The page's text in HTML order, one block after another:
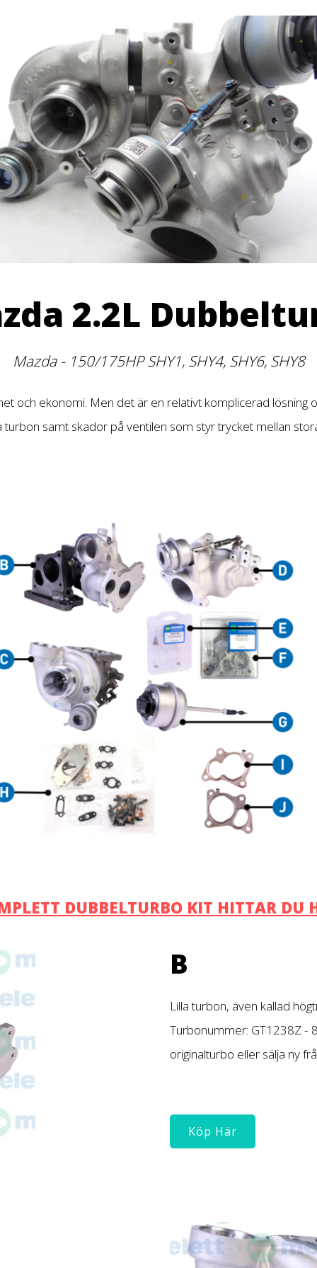
2.2L
Mazda - 150/175HP SHY1, SHY4, SHY6, SHY8
och ekonomi. Men det är en relativt komplicerad lösning
samt skador på ventilen som styr trycket mellan
DUBBELTURBO KIT HITTAR DU
B
Lilla turbon, även kallad
Turbonummer: GT1238Z -
originalturbo eller sälja ny
Köp Här